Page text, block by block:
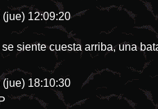
12:09:20
siente cuesta arriba, una
18:10:30